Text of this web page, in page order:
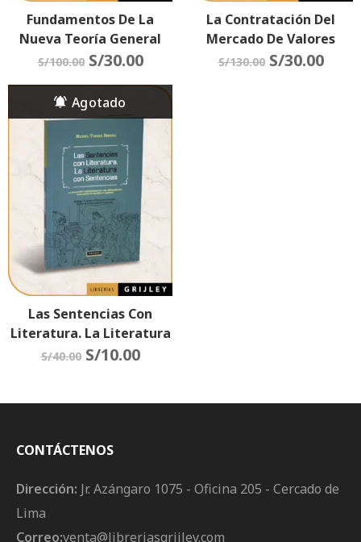
Fundamentos De La
Nueva Teoría General
Del Contrato
S/100.00 S/30.00
La Contratación Del
Mercado De Valores
(Parte General)
S/130.00 S/30.00
Las Sentencias Con
Literatura. La Literatura
Con Sentencias
S/40.00 S/10.00
CONTÁCTENOS
Dirección: Jr. Azángaro 1075 - Oficina 205 - Cercado de
Lima
Correo:venta@libreriasgrijley.com